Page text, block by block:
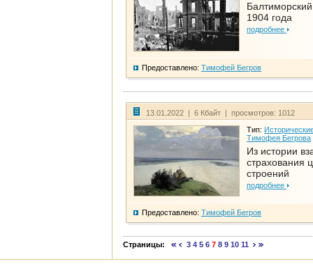
1904 года
подробнее
Предоставлено: Тимофей Бегров
13.01.2022 | 6 Кбайт | просмотров: 1012
Тип:
Тимофея Бегрова
Из истории
страхования
строений
подробнее
Предоставлено: Тимофей Бегров
Страницы: 3 4 5 6 7 8 9 10 11